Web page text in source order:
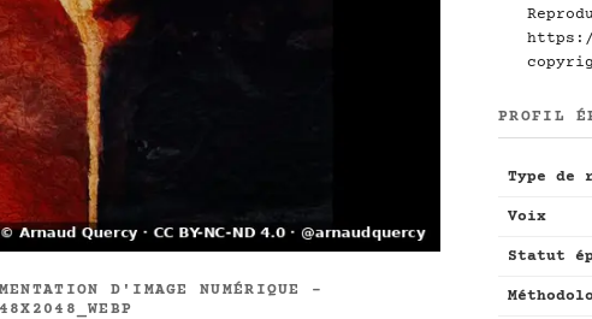
D'IMAGE NUMÉRIQUE -
PROFIL
Type de
Voix
Statut